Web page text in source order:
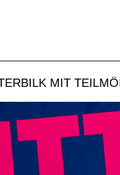
MIT